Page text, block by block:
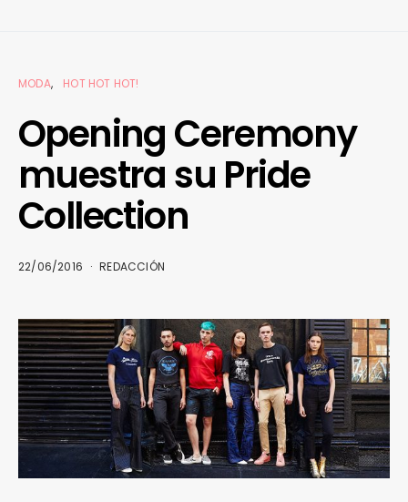
MODA HOT HOT HOT!
Opening Ceremony
muestra su Pride
Collection
22/06/2016 REDACCIÓN